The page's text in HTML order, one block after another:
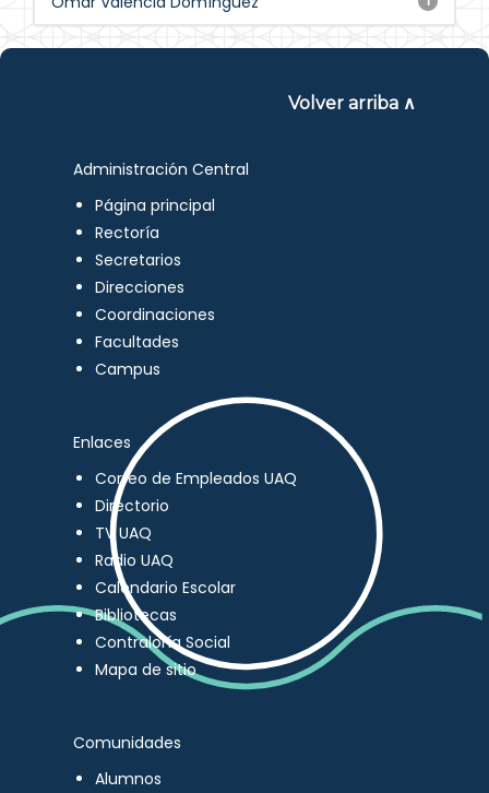
Volver arriba ∧
Administración Central
Página principal
Rectoría
Secretarios
Direcciones
Coordinaciones
Facultades
Campus
Enlaces
Correo de Empleados UAQ
Directorio
TV UAQ
Radio UAQ
Calendario Escolar
Bibliotecas
Contraloría Social
Mapa de sitio
Comunidades
Alumnos